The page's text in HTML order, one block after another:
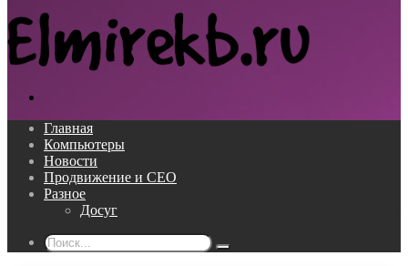
Главная
Компьютеры
Новости
Продвижение и СЕО
Разное
Досуг
Поиск...